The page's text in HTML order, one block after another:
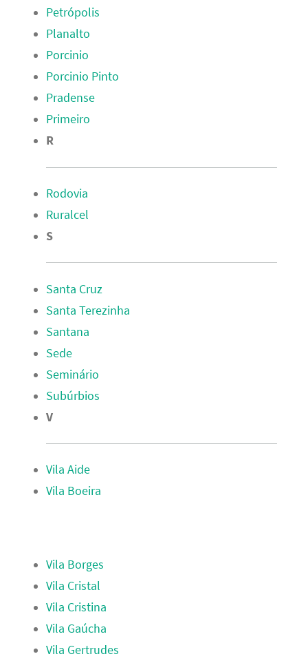
Petrópolis
Planalto
Porcinio
Porcinio Pinto
Pradense
Primeiro
R
Rodovia
Ruralcel
S
Santa Cruz
Santa Terezinha
Santana
Sede
Seminário
Subúrbios
V
Vila Aide
Vila Boeira
Vila Borges
Vila Cristal
Vila Cristina
Vila Gaúcha
Vila Gertrudes